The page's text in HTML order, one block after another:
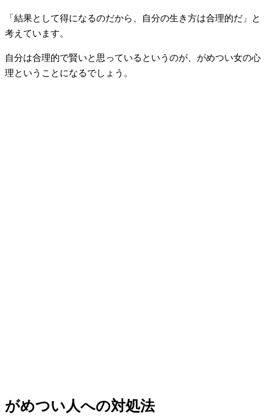
「結果として得になるのだから、自分の生き方は合理的だ」と
考えています。
自分は合理的で賢いと思っているというのが、がめつい女の心
理ということになるでしょう。
がめつい人への対処法